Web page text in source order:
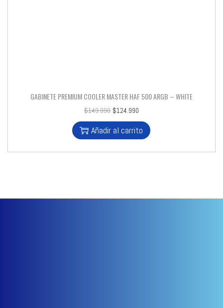
GABINETE PREMIUM COOLER MASTER HAF 500 ARGB – WHITE
$149.990 $124.990
Añadir al carrito